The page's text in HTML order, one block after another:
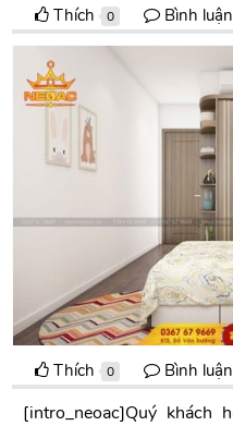
Thích 0 Bình luận
Thích 0 Bình luận
[intro_neoac]Quý khách